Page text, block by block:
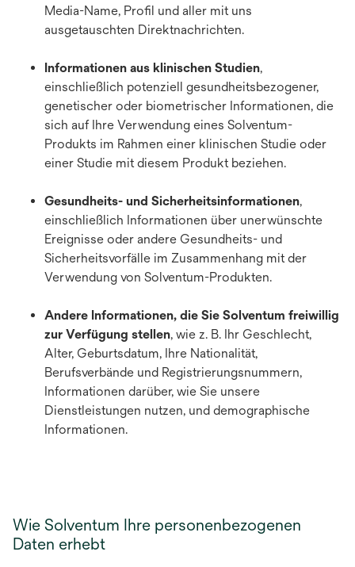
Media-Name, Profil und aller mit uns
ausgetauschten Direktnachrichten.
Informationen aus klinischen Studien,
einschließlich potenziell gesundheitsbezogener,
genetischer oder biometrischer Informationen, die
sich auf Ihre Verwendung eines Solventum-
Produkts im Rahmen einer klinischen Studie oder
einer Studie mit diesem Produkt beziehen.
Gesundheits- und Sicherheitsinformationen,
einschließlich Informationen über unerwünschte
Ereignisse oder andere Gesundheits- und
Sicherheitsvorfälle im Zusammenhang mit der
Verwendung von Solventum-Produkten.
Andere Informationen, die Sie Solventum freiwillig
zur Verfügung stellen, wie z. B. Ihr Geschlecht,
Alter, Geburtsdatum, Ihre Nationalität,
Berufsverbände und Registrierungsnummern,
Informationen darüber, wie Sie unsere
Dienstleistungen nutzen, und demographische
Informationen.
Wie Solventum Ihre personenbezogenen
Daten erhebt